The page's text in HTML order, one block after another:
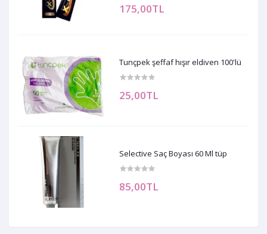
175,00TL
Tunçpek şeffaf hışır eldiven 100'lü
25,00TL
Selective Saç Boyası 60 Ml tüp
85,00TL